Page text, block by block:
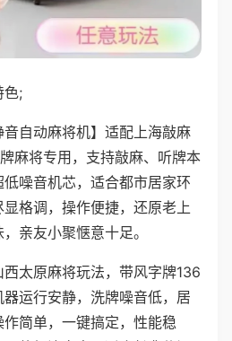
色;
音自动麻将机】适配上海敲麻
麻将专用，支持敲麻、听牌本
噪音机芯，适合都市居家环
格调，操作便捷，还原老上
亲友小聚惬意十足。
太原麻将玩法，带风字牌136
运行安静，洗牌噪音低，居
简单，一键搞定，性能稳